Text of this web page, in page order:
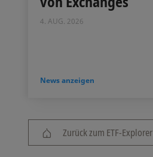
4. AUG. 2026
News anzeigen
Zurück zum ETF-Explorer